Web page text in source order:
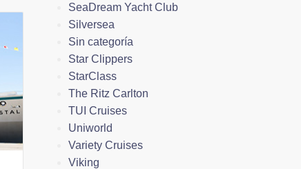
SeaDream Yacht Club
Silversea
Sin categoría
Star Clippers
StarClass
The Ritz Carlton
TUI Cruises
Uniworld
Variety Cruises
Viking